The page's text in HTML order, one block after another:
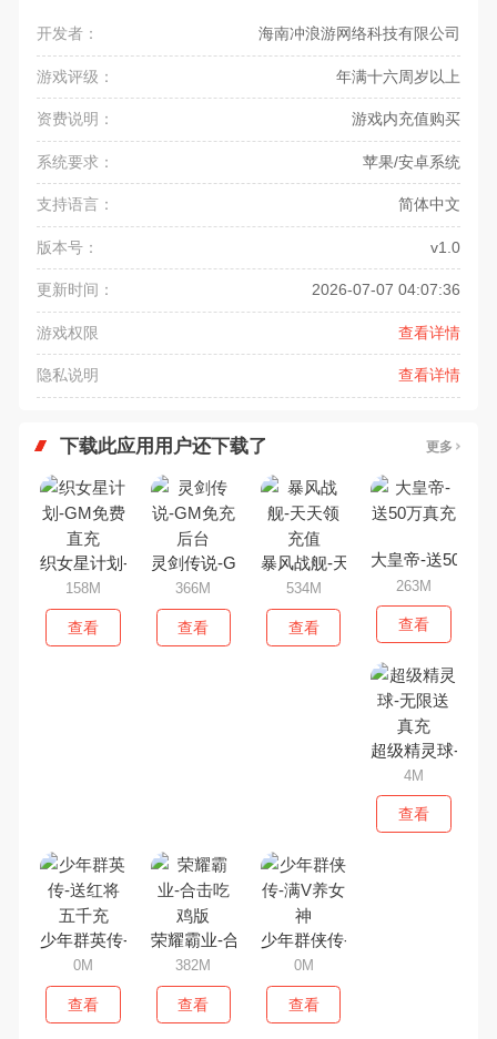
开发者： 海南冲浪游网络科技有限公司
游戏评级： 年满十六周岁以上
资费说明： 游戏内充值购买
系统要求： 苹果/安卓系统
支持语言： 简体中文
版本号： v1.0
更新时间： 2026-07-07 04:07:36
游戏权限 查看详情
隐私说明 查看详情
下载此应用用户还下载了 更多
织女星计划-GM免费直充
158M
查看
灵剑传说-GM免充后台
366M
查看
暴风战舰-天天领充值
534M
查看
大皇帝-送50万
263M
查看
超级精灵球-无
4M
查看
少年群英传-送红将五千充
0M
查看
荣耀霸业-合击吃鸡版
382M
查看
少年群侠传-满V养女神
0M
查看